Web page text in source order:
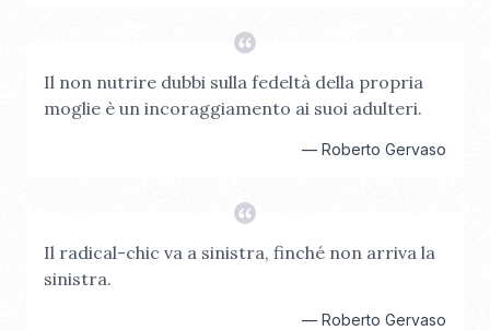
Il non nutrire dubbi sulla fedeltà della propria
moglie è un incoraggiamento ai suoi adulteri.
— Roberto Gervaso
Il radical-chic va a sinistra, finché non arriva la
sinistra.
— Roberto Gervaso